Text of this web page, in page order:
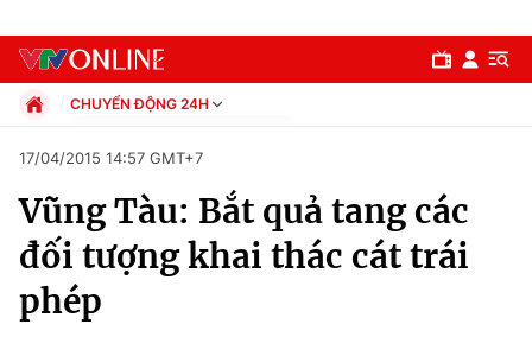
Chuyên mục
Chính trị
CHUYỂN ĐỘNG 24H
Xã hội
Pháp luật
Kinh tế
Thể thao
Truyền hình
Văn hóa - Giải trí
17/04/2015 14:57 GMT+7
Vũng Tàu: Bắt quả tang các
đối tượng khai thác cát trái
phép